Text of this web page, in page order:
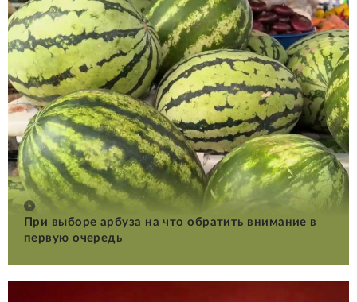
При выборе арбуза на что обратить внимание в
первую очередь